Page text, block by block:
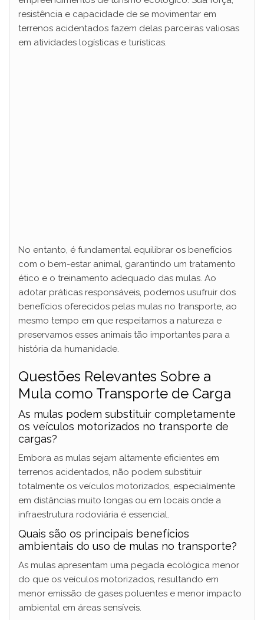
resistência e capacidade de se movimentar em
terrenos acidentados fazem delas parceiras valiosas
em atividades logísticas e turísticas.
No entanto, é fundamental equilibrar os benefícios
com o bem-estar animal, garantindo um tratamento
ético e o treinamento adequado das mulas. Ao
adotar práticas responsáveis, podemos usufruir dos
benefícios oferecidos pelas mulas no transporte, ao
mesmo tempo em que respeitamos a natureza e
preservamos esses animais tão importantes para a
história da humanidade.
Questões Relevantes Sobre a
Mula como Transporte de Carga
As mulas podem substituir completamente
os veículos motorizados no transporte de
cargas?
Embora as mulas sejam altamente eficientes em
terrenos acidentados, não podem substituir
totalmente os veículos motorizados, especialmente
em distâncias muito longas ou em locais onde a
infraestrutura rodoviária é essencial.
Quais são os principais benefícios
ambientais do uso de mulas no transporte?
As mulas apresentam uma pegada ecológica menor
do que os veículos motorizados, resultando em
menor emissão de gases poluentes e menor impacto
ambiental em áreas sensíveis.